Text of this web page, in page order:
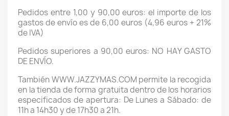
Pedidos entre 1,00 y 90,00 euros: el importe de los
gastos de envío es de 6,00 euros (4,96 euros + 21%
de IVA)
Pedidos superiores a 90,00 euros: NO HAY GASTO
DE ENVÍO.
También WWW.JAZZYMAS.COM permite la recogida
en la tienda de forma gratuita dentro de los horarios
especificados de apertura: De Lunes a Sábado: de
11h a 14h30 y de 17h30 a 21h.